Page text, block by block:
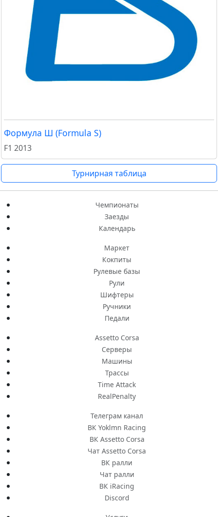
Формула Ш (Formula S)
F1 2013
Турнирная таблица
Чемпионаты
Заезды
Календарь
Маркет
Кокпиты
Рулевые базы
Рули
Шифтеры
Ручники
Педали
Assetto Corsa
Серверы
Машины
Трассы
Time Attack
RealPenalty
Телеграм канал
ВК Yoklmn Racing
ВК Assetto Corsa
Чат Assetto Corsa
ВК ралли
Чат ралли
ВК iRacing
Discord